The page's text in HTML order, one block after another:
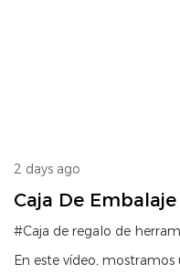
2 days ago
Caja De
Cuchillos Con
Desprendible
#Caja de regalo de
En este vídeo,